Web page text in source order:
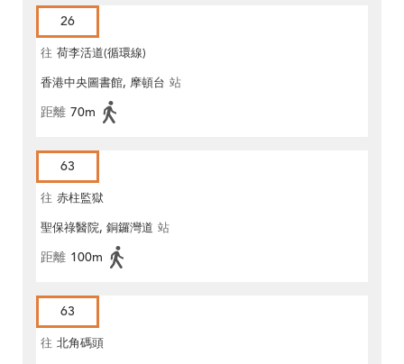
26
往 荷李活道(循環線)
香港中央圖書館, 摩頓台 站
距離 70m
63
往 赤柱監獄
聖保祿醫院, 銅鑼灣道 站
距離 100m
63
往 北角碼頭